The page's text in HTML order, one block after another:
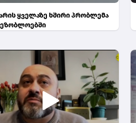
ყველაზე ხშირი პრობლემა